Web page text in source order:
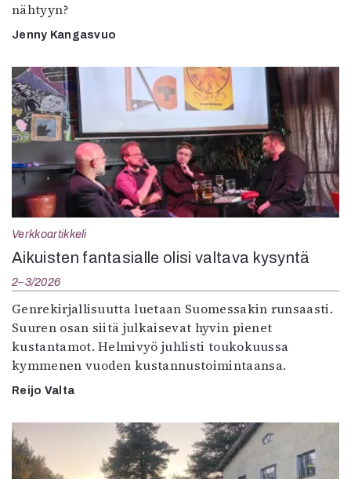
nähtyyn?
Jenny Kangasvuo
Verkkoartikkeli
Aikuisten fantasialle olisi valtava kysyntä
2–3/2026
Genrekirjallisuutta luetaan Suomessakin runsaasti.
Suuren osan siitä julkaisevat hyvin pienet
kustantamot. Helmivyö juhlisti toukokuussa
kymmenen vuoden kustannustoimintaansa.
Reijo Valta